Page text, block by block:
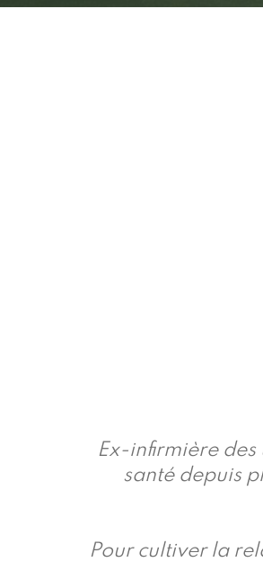
Ex-infirmière
santé depuis
Pour cultiver la